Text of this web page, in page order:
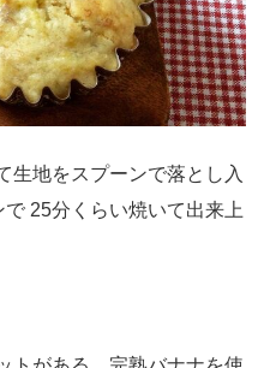
地をスプーンで落とし入
25分くらい焼いて出来上